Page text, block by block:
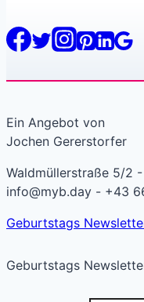
Ein Angebot von
Jochen Gererstorfer
Waldmüllerstraße 5/2
info@myb.day - +43
Geburtstags
Geburtstags